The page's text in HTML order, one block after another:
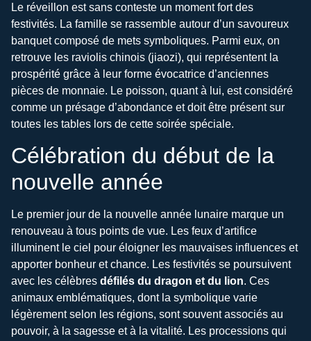
Le réveillon est sans conteste un moment fort des
festivités. La famille se rassemble autour d’un savoureux
banquet composé de mets symboliques. Parmi eux, on
retrouve les raviolis chinois (jiaozi), qui représentent la
prospérité grâce à leur forme évocatrice d’anciennes
pièces de monnaie. Le poisson, quant à lui, est considéré
comme un présage d’abondance et doit être présent sur
toutes les tables lors de cette soirée spéciale.
Célébration du début de la
nouvelle année
Le premier jour de la nouvelle année lunaire marque un
renouveau à tous points de vue. Les feux d’artifice
illuminent le ciel pour éloigner les mauvaises influences et
apporter bonheur et chance. Les festivités se poursuivent
avec les célèbres défilés du dragon et du lion. Ces
animaux emblématiques, dont la symbolique varie
légèrement selon les régions, sont souvent associés au
pouvoir, à la sagesse et à la vitalité. Les processions qui